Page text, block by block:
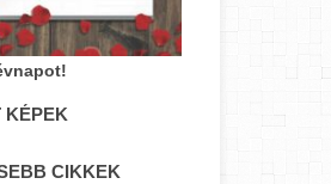
KÉPEK
CIKKEK